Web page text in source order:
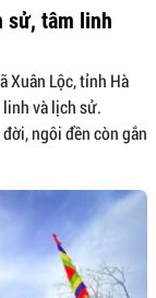
sử, tâm linh
Xuân Lộc, tỉnh Hà
và lịch sử.
ngôi đền còn gắn